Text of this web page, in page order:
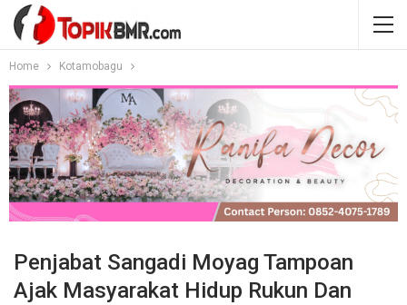
Home Kotamobagu
Penjabat Sangadi Moyag Tampoan
Ajak Masyarakat Hidup Rukun Dan